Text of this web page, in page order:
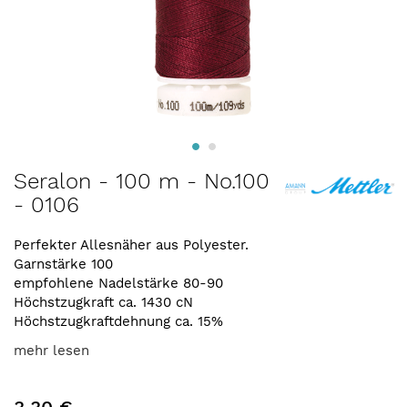
Anfang
der
springen
Seralon - 100 m - No.100
- 0106
Perfekter Allesnäher aus Polyester.
Garnstärke 100
empfohlene Nadelstärke 80-90
Höchstzugkraft ca. 1430 cN
Höchstzugkraftdehnung ca. 15%
mehr lesen